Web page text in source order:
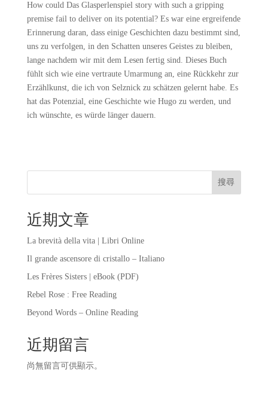
How could Das Glasperlenspiel story with such a gripping
premise fail to deliver on its potential? Es war eine ergreifende
Erinnerung daran, dass einige Geschichten dazu bestimmt sind,
uns zu verfolgen, in den Schatten unseres Geistes zu bleiben,
lange nachdem wir mit dem Lesen fertig sind. Dieses Buch
fühlt sich wie eine vertraute Umarmung an, eine Rückkehr zur
Erzählkunst, die ich von Selznick zu schätzen gelernt habe. Es
hat das Potenzial, eine Geschichte wie Hugo zu werden, und
ich wünschte, es würde länger dauern.
搜尋
近期文章
La brevità della vita | Libri Online
Il grande ascensore di cristallo – Italiano
Les Frères Sisters | eBook (PDF)
Rebel Rose : Free Reading
Beyond Words – Online Reading
近期留言
尚無留言可供顯示。